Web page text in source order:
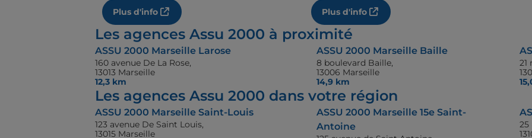
Plus d'info
Plus d'info
Les agences Assu 2000 à proximité
ASSU 2000 Marseille Larose
160 avenue De La Rose,
13013 Marseille
12,3 km
ASSU 2000 Marseille Baille
8 boulevard Baille,
13006 Marseille
14,9 km
21
Les agences Assu 2000 dans votre région
ASSU 2000 Marseille Saint-Louis
123 avenue De Saint Louis,
13015 Marseille
ASSU 2000 Marseille 15e Saint-
Antoine
25